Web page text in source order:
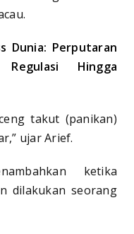
Dunia: Perputaran
Hingga
takut (panikan)
ujar Arief.
ketika
dilakukan seorang